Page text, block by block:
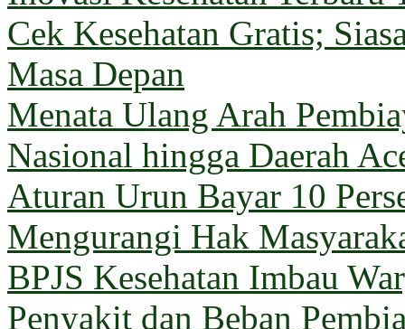
Cek Kesehatan Gratis;
Masa Depan
Menata Ulang Arah
Nasional hingga Daerah
Aturan Urun Bayar 10
Mengurangi Hak
BPJS Kesehatan Imbau
Penyakit dan Beban